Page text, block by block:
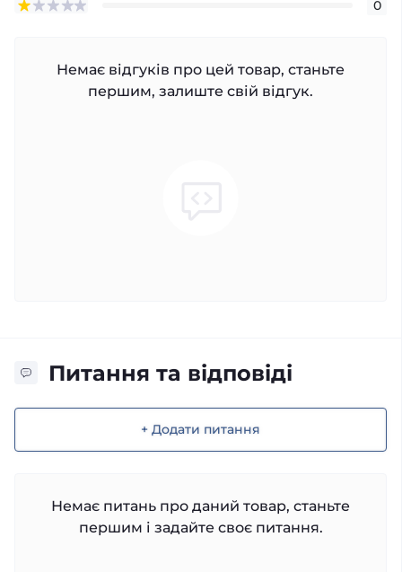
0
Немає відгуків про цей товар, станьте
першим, залиште свій відгук.
Питання та відповіді
+ Додати питання
Немає питань про даний товар, станьте
першим і задайте своє питання.